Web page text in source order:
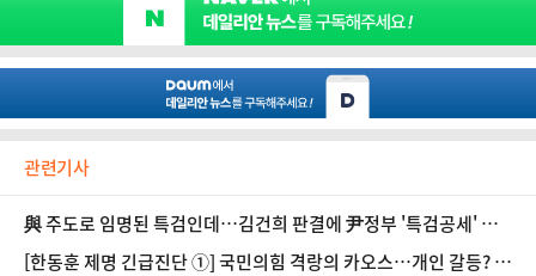
관련기사
與 주도로 임명된 특검인데…김건희 판결에 尹정부 '특검공세' 도
마
[한동훈 제명 긴급진단 ①] 국민의힘 격랑의 카오스…개인 갈등? 집